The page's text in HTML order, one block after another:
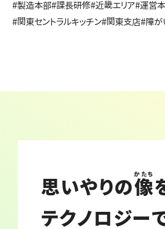
#製造本部#課長研修#近畿エリア#運営
#関東セントラルキッチン#関東支店#障が
思いやりの像
かたち
テクノロジー